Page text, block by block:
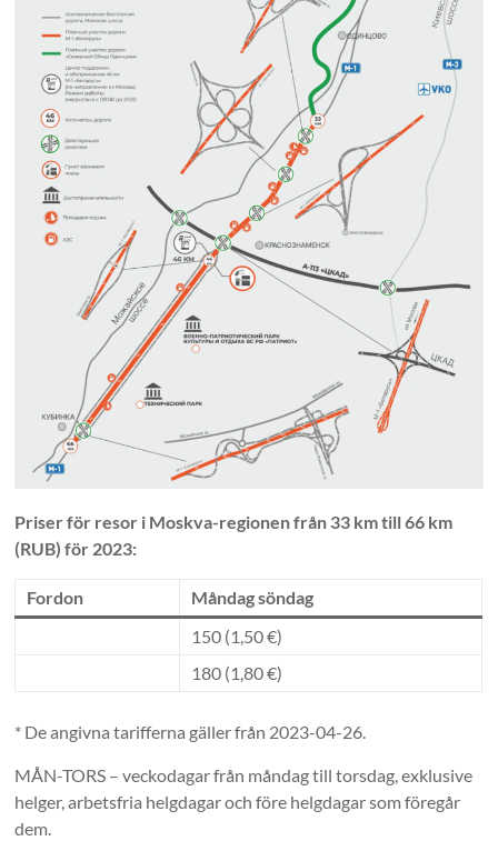
Priser för resor i Moskva-regionen från 33 km till 66 km
(RUB) för 2023:
Fordon
Måndag söndag
150 (1,50 €)
180 (1,80 €)
* De angivna tarifferna gäller från 2023-04-26.
MÅN-TORS – veckodagar från måndag till torsdag, exklusive
helger, arbetsfria helgdagar och före helgdagar som föregår
dem.